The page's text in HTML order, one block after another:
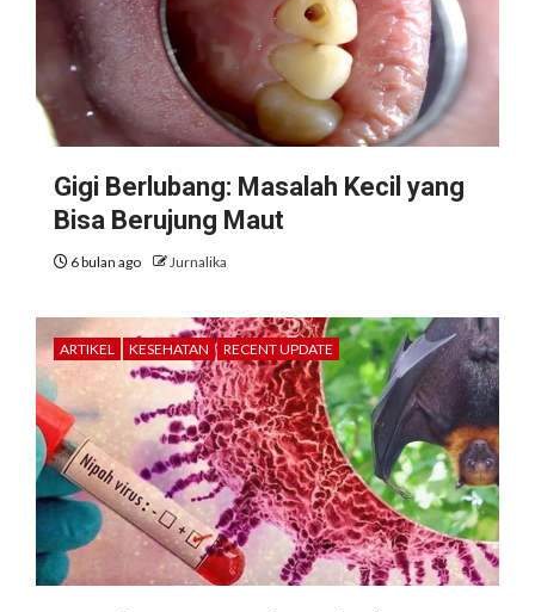
Gigi Berlubang: Masalah Kecil yang
Bisa Berujung Maut
6 bulan ago Jurnalika
ARTIKEL KESEHATAN RECENT UPDATE